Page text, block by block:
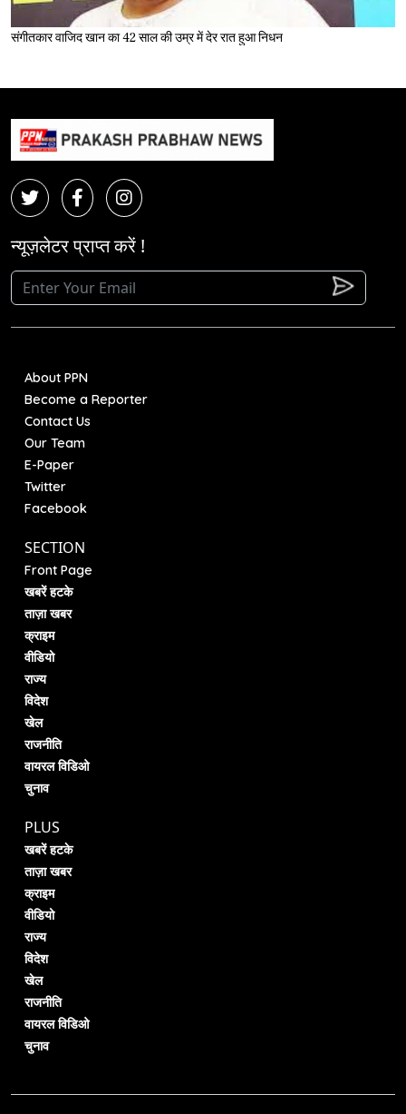
संगीतकार वाजिद खान का 42 साल की उम्र में देर रात हुआ निधन
न्यूज़लेटर प्राप्त करें !
About PPN
Become a Reporter
Contact Us
Our Team
E-Paper
Twitter
Facebook
SECTION
Front Page
खबरें हटके
ताज़ा खबर
क्राइम
वीडियो
राज्य
विदेश
खेल
राजनीति
वायरल विडिओ
चुनाव
PLUS
खबरें हटके
ताज़ा खबर
क्राइम
वीडियो
राज्य
विदेश
खेल
राजनीति
वायरल विडिओ
चुनाव